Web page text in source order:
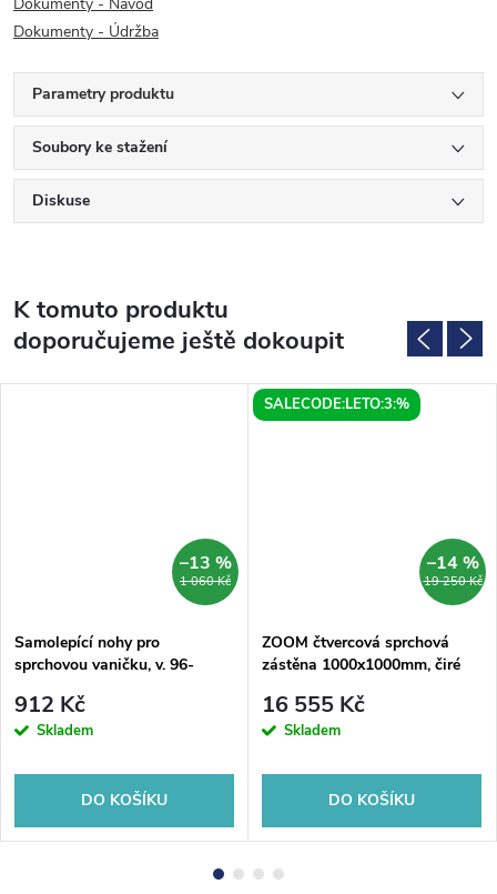
Dokumenty - Návod
Dokumenty - Údržba
Parametry produktu
Soubory ke stažení
Diskuse
K tomuto produktu
doporučujeme ještě dokoupit
1 060 Kč
–13 %
Samolepící nohy pro
sprchovou vaničku, v. 96-
912 Kč
Skladem
DO KOŠÍKU
SALECODE:LETO:3:%
19 250 Kč
–14 %
ZOOM čtvercová sprchová
zástěna 1000x1000mm, čiré
16 555 Kč
Skladem
DO KOŠÍKU